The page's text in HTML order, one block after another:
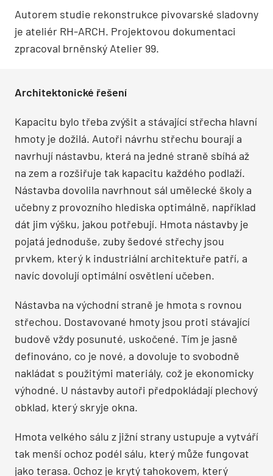
Autorem studie rekonstrukce pivovarské sladovny
je ateliér RH-ARCH. Projektovou dokumentaci
zpracoval brněnský Atelier 99.
Architektonické řešení
Kapacitu bylo třeba zvýšit a stávající střecha hlavní
hmoty je dožilá. Autoři návrhu střechu bourají a
navrhují nástavbu, která na jedné straně sbíhá až
na zem a rozšiřuje tak kapacitu každého podlaží.
Nástavba dovolila navrhnout sál umělecké školy a
učebny z provozního hlediska optimálně, například
dát jim výšku, jakou potřebují. Hmota nástavby je
pojatá jednoduše, zuby šedové střechy jsou
prvkem, který k industriální architektuře patří, a
navíc dovolují optimální osvětlení učeben.
Nástavba na východní straně je hmota s rovnou
střechou. Dostavované hmoty jsou proti stávající
budově vždy posunuté, uskočené. Tím je jasně
definováno, co je nové, a dovoluje to svobodně
nakládat s použitými materiály, což je ekonomicky
výhodné. U nástavby autoři předpokládají plechový
obklad, který skryje okna.
Hmota velkého sálu z jižní strany ustupuje a vytváří
tak menší ochoz podél sálu, který může fungovat
jako terasa. Ochoz je krytý tahokovem, který